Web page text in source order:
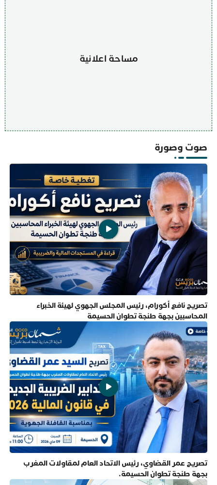
مساحة اعلانية
صوت وصورة
تصريح نافع أكورام، رئيس المجلس الجهوي لهيئة الخبراء
المحاسبين بجهة طنجة تطوان الحسيمة
تصريح عمر القضاوي، رئيس الاتحاد العام لمقاولات المغرب
بجهة طنجة تطوان الحسيمة.